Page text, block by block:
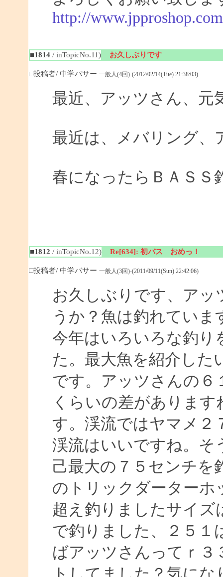
http://
■1814/ inTopicNo.11) お久しぶりです
□投稿者/ 中学バサー 一般人(4回)-(2012/02/14(Tue) 21:38:03)
最近、アッツさん、元
最近は、メバリング、
春になったらＢＡＳＳ
■1812 / inTopicNo.12) Re[634]: 初バス おめっ！
□投稿者/ 中学バサー 一般人(3回)-(2011/09/11(Sun) 22:42:06)
お久しぶりです、アッ
うか？魚は釣れていま
今年はいろいろな釣り
た。最大魚を紹介した
です。アッツさんの６
くらいの差がありま
す。渓流ではヤマメ２
渓流はいいですね。そ
己最大の７５センチを
のトリックダーターホ
超え釣りましたサイ
で釣りました、２５１
ばアッツさんってｒ